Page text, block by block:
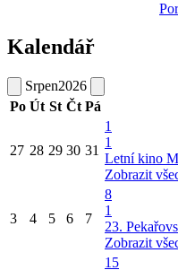
Kalendář
Srpen2026
Po Út St Čt Pá
27 28 29 30 31
1
1
Letní kino
Zobrazit
3 4 5 6 7
8
1
23.
Zobrazit
15